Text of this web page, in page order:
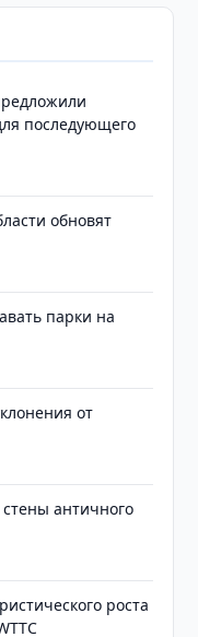
последующего
обновят
парки на
от
античного
роста